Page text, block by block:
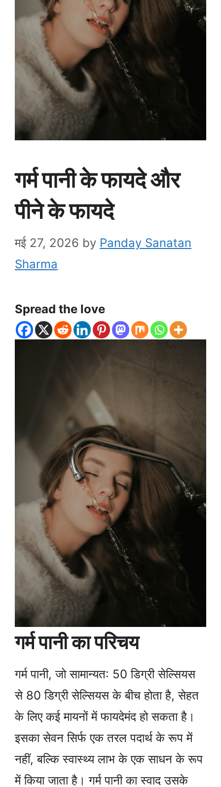
गर्म पानी के फायदे और
पीने के फायदे
मई 27, 2026 by Panday Sanatan
Sharma
Spread the love
गर्म पानी का परिचय
गर्म पानी, जो सामान्यत: 50 डिग्री सेल्सियस
से 80 डिग्री सेल्सियस के बीच होता है, सेहत
के लिए कई मायनों में फायदेमंद हो सकता है।
इसका सेवन सिर्फ एक तरल पदार्थ के रूप में
नहीं, बल्कि स्वास्थ्य लाभ के एक साधन के रूप
में किया जाता है। गर्म पानी का स्वाद उसके